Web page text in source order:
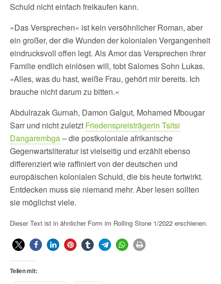
Schuld nicht einfach freikaufen kann.
»Das Versprechen« ist kein versöhnlicher Roman, aber
ein großer, der die Wunden der kolonialen Vergangenheit
eindrucksvoll offen legt. Als Amor das Versprechen ihrer
Familie endlich einlösen will, tobt Salomes Sohn Lukas.
»Alles, was du hast, weiße Frau, gehört mir bereits. Ich
brauche nicht darum zu bitten.«
Abdulrazak Gurnah, Damon Galgut, Mohamed Mbougar
Sarr und nicht zuletzt Friedenspreisträgerin Tsitsi
Dangarembga– die postkoloniale afrikanische
Gegenwartsliteratur ist vielseitig und erzählt ebenso
differenziert wie raffiniert von der deutschen und
europäischen kolonialen Schuld, die bis heute fortwirkt.
Entdecken muss sie niemand mehr. Aber lesen sollten
sie möglichst viele.
Dieser Text ist in ähnlicher Form im Rolling Stone 1/2022 erschienen.
Teilen mit: